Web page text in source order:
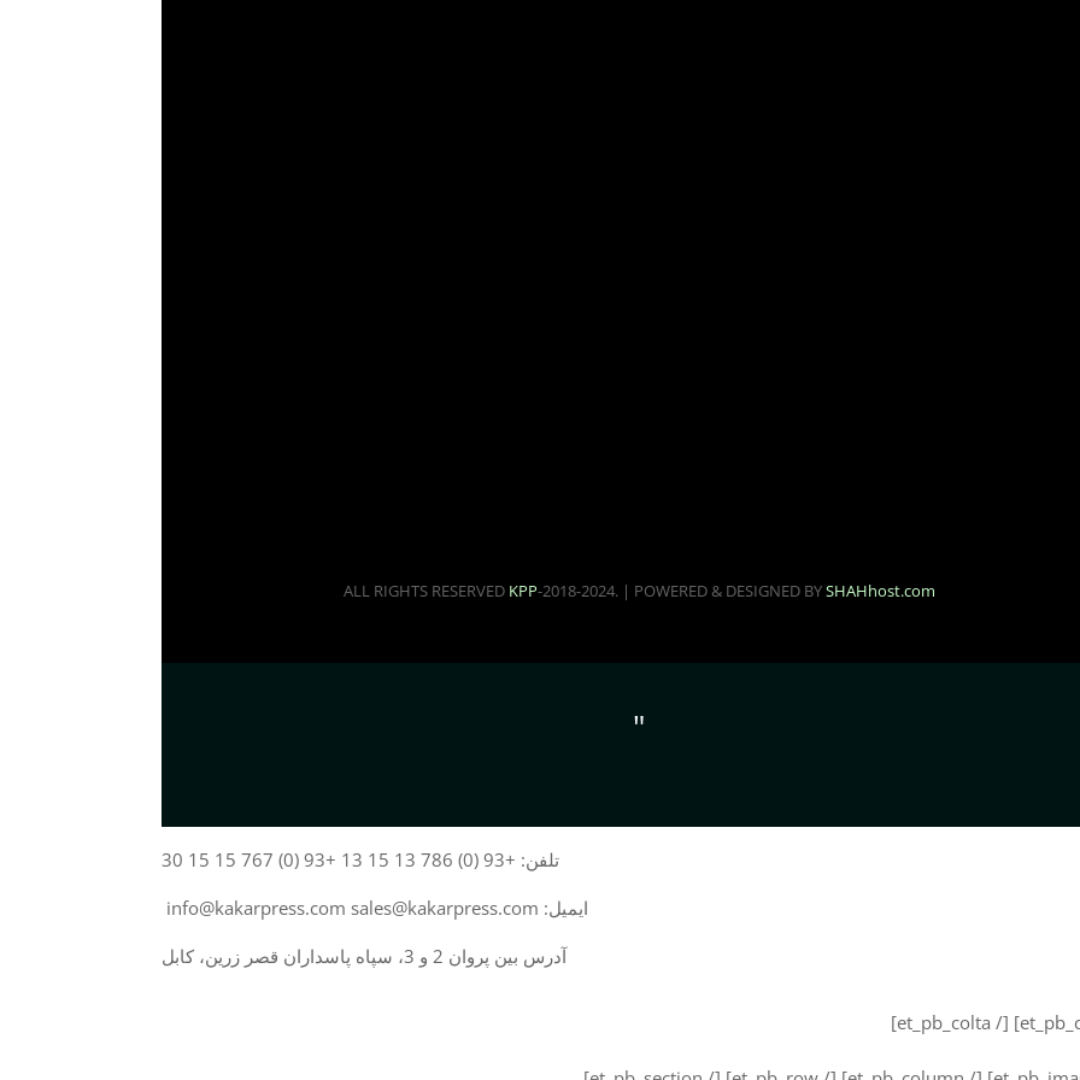
ALL RIGHTS RESERVED KPP-2018-2024. | POWERED & DESIGNED BYSHAHhost.com
"
تلفن: +93 (0) 786 13 15 13 +93 (0) 767 15 15 30
ایمیل: info@kakarpress.com sales@kakarpress.com
آدرس بین پروان 2 و 3، سپاه پاسداران قصر زرین، کابل